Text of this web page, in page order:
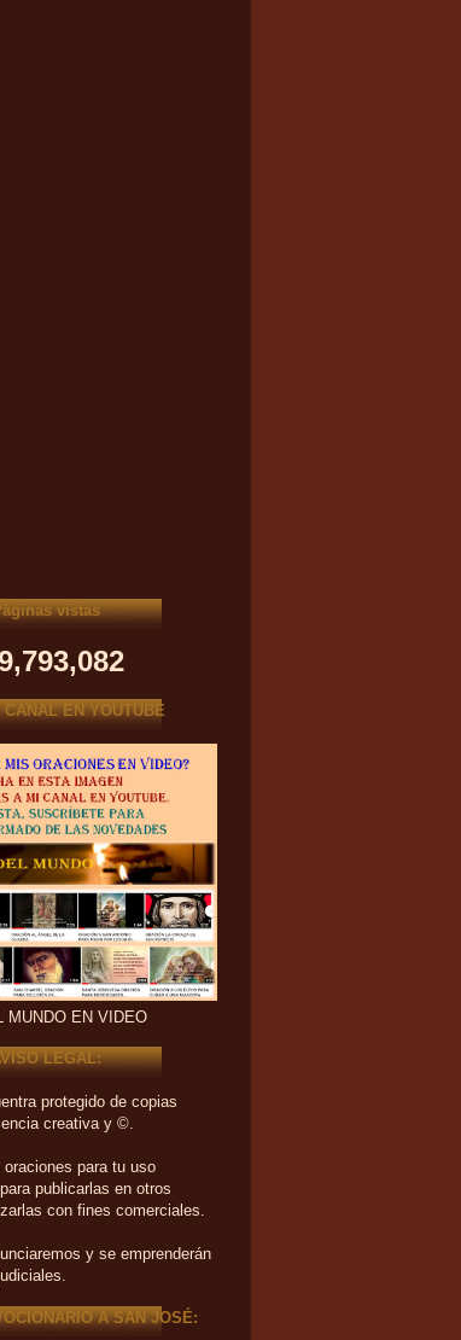
vistas
EN YOUTUBE
MUNDO EN VIDEO
LEGAL:
protegido de copias
creativa y ©.
oraciones para tu uso
publicarlas en otros
con fines comerciales.
y se emprenderán
A SAN JOSÉ: